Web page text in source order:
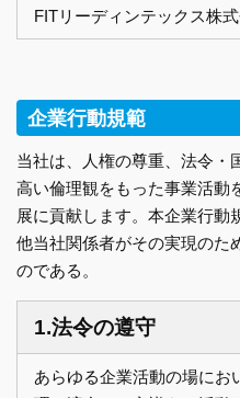
FITリーディンテックス株
企業行動規範
当社は、人権の尊重、法令・
高い倫理観をもった事業活動
展に貢献します。本企業行動
他当社関係者がその実現のた
のである。
1.法令の遵守
あらゆる企業活動の場にお